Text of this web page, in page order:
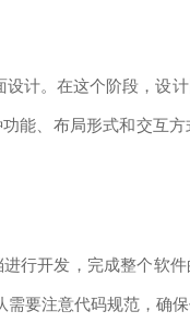
计。在这个阶段，设计
能、布局形式和交互
行开发，完成整个软件
要注意代码规范，确